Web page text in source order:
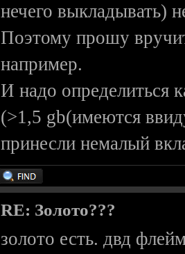
нечего выкладывать)
Поэтому прошу
например.
И надо определиться
(>1,5 gb(имеются
принесли немалый
RE: Золото???
золото есть. двд